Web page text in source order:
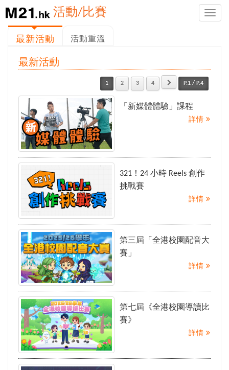
Toggle
活動/比賽
最新活動 活動重溫
最新活動
1 2 3 4 P.1 / P.4
「新媒體體驗」課程
詳情
321！24 小時 Reels 創作
挑戰賽
詳情
第三屆「全港校園配音大
賽」
詳情
第七屆《全港校園導讀比
賽》
詳情